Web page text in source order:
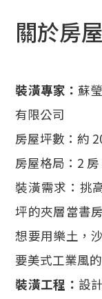
關於房
裝潢專家：蘇
有限公司
房屋坪數：約
房屋格局：2 房
裝潢需求：挑
坪的夾層當書
想要用樂土，
要美式工業風
裝潢工程： 設